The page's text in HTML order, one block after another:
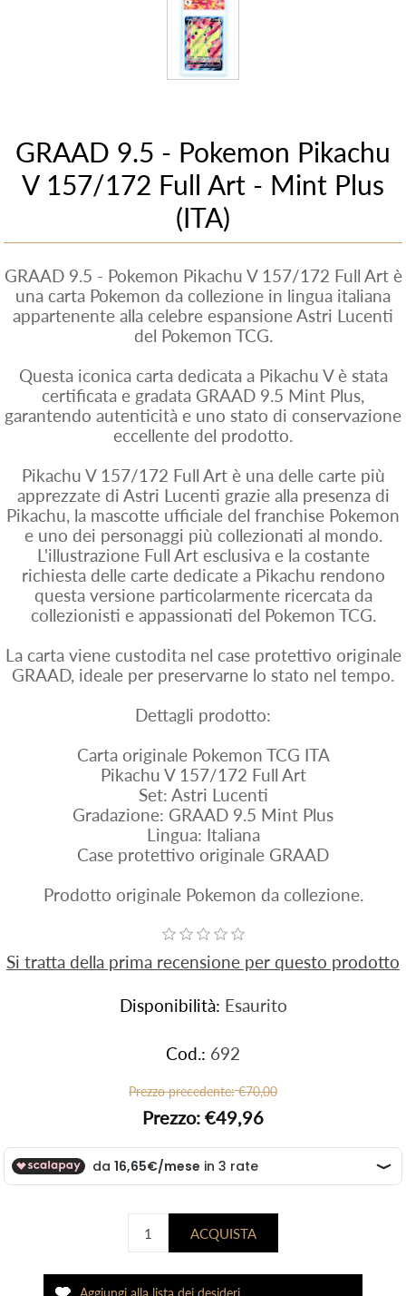
GRAAD 9.5 - Pokemon Pikachu
V 157/172 Full Art - Mint Plus
(ITA)
GRAAD 9.5 - Pokemon Pikachu V 157/172 Full Art è
una carta Pokemon da collezione in lingua italiana
appartenente alla celebre espansione Astri Lucenti
del Pokemon TCG.
Questa iconica carta dedicata a Pikachu V è stata
certificata e gradata GRAAD 9.5 Mint Plus,
garantendo autenticità e uno stato di conservazione
eccellente del prodotto.
Pikachu V 157/172 Full Art è una delle carte più
apprezzate di Astri Lucenti grazie alla presenza di
Pikachu, la mascotte ufficiale del franchise Pokemon
e uno dei personaggi più collezionati al mondo.
L'illustrazione Full Art esclusiva e la costante
richiesta delle carte dedicate a Pikachu rendono
questa versione particolarmente ricercata da
collezionisti e appassionati del Pokemon TCG.
La carta viene custodita nel case protettivo originale
GRAAD, ideale per preservarne lo stato nel tempo.
Dettagli prodotto:
Carta originale Pokemon TCG ITA
Pikachu V 157/172 Full Art
Set: Astri Lucenti
Gradazione: GRAAD 9.5 Mint Plus
Lingua: Italiana
Case protettivo originale GRAAD
Prodotto originale Pokemon da collezione.
Si tratta della prima recensione per questo prodotto
Disponibilità: Esaurito
Cod.: 692
Prezzo precedente: €70,00
Prezzo: €49,96